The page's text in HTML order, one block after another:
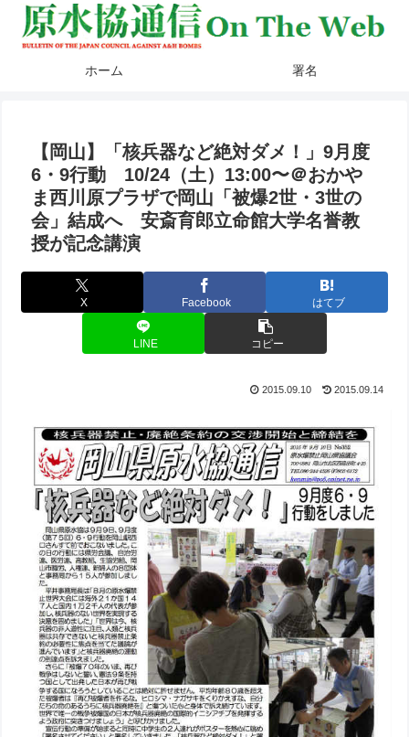
ホーム 署名
【岡山】「核兵器など絶対ダメ！」9月度
6・9行動 10/24（土）13:00〜＠おかや
ま西川原プラザで岡山「被爆2世・3世の
会」結成へ 安斎育郎立命館大学名誉教
授が記念講演
X Facebook はてブ
LINE コピー
2015.09.10 2015.09.14